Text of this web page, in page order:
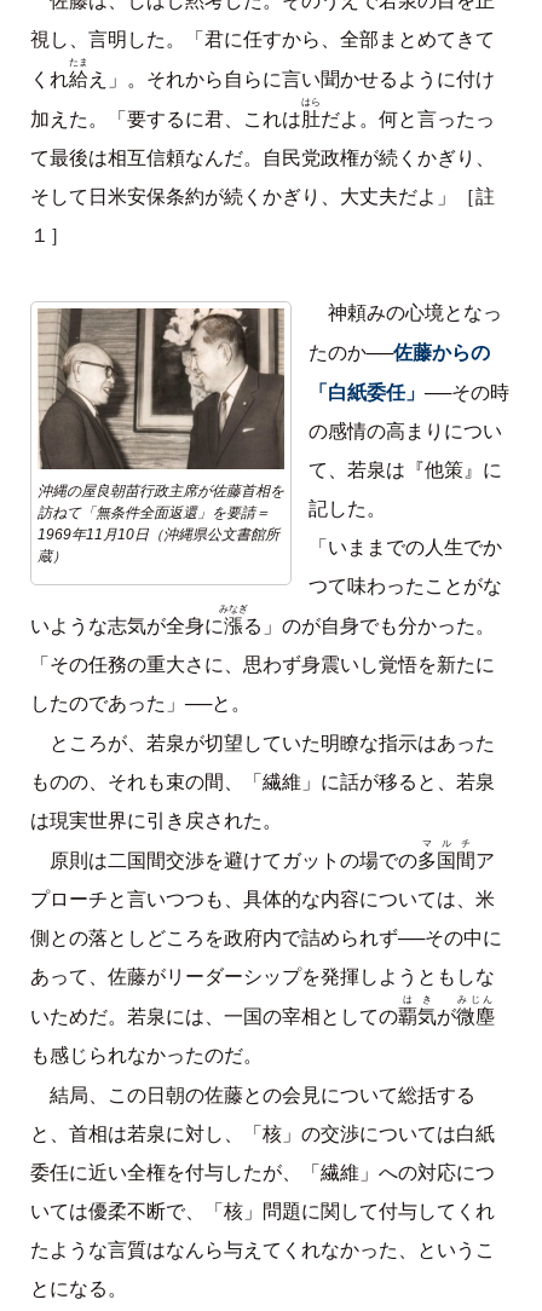
視し、言明した。「君に任すから、全部まとめてきて
くれ給
たま
え」。それから自らに言い聞かせるように付け
加えた。「要するに君、これは肚
はら
だよ。何と言ったっ
て最後は相互信頼なんだ。自民党政権が続くかぎり、
そして日米安保条約が続くかぎり、大丈夫だよ」［註
１］
沖縄の屋良朝苗行政主席が佐藤首相を
訪ねて「無条件全面返還」を要請＝
1969年11月10日（沖縄県公文書館所
蔵）
神頼みの心境となっ
たのか──佐藤からの
「白紙委任」 ──その時
の感情の高まりについ
て、若泉は『他策』に
記した。
「いままでの人生でか
つて味わったことがな
いような志気が全身に漲
みなぎ
る」のが自身でも分かった。
「その任務の重大さに、思わず身震いし覚悟を新たに
したのであった」──と。
ところが、若泉が切望していた明瞭な指示はあった
ものの、それも束の間、「繊維」に話が移ると、若泉
は現実世界に引き戻された。
原則は二国間交渉を避けてガットの場での多国間
マルチ
ア
プローチと言いつつも、具体的な内容については、米
側との落としどころを政府内で詰められず──その中に
あって、佐藤がリーダーシップを発揮しようともしな
いためだ。若泉には、一国の宰相としての覇気
はき
が微塵
みじん
も感じられなかったのだ。
結局、この日朝の佐藤との会見について総括する
と、首相は若泉に対し、「核」の交渉については白紙
委任に近い全権を付与したが、「繊維」への対応につ
いては優柔不断で、「核」問題に関して付与してくれ
たような言質はなんら与えてくれなかった、というこ
とになる。